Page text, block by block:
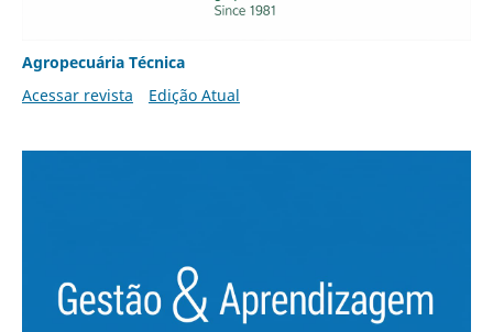
Agropecuária Técnica
Acessar revista
Edição Atual